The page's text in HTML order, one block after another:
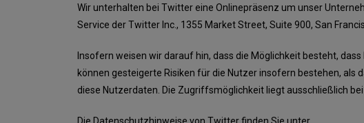
Wir unterhalten bei Twitter eine Onlinepräsenz um unser
Service der Twitter Inc., 1355 Market Street, Suite 900, San
Insofern weisen wir darauf hin, dass die Möglichkeit besteht,
können gesteigerte Risiken für die Nutzer insofern bestehen,
diese Nutzerdaten. Die Zugriffsmöglichkeit liegt ausschließlich